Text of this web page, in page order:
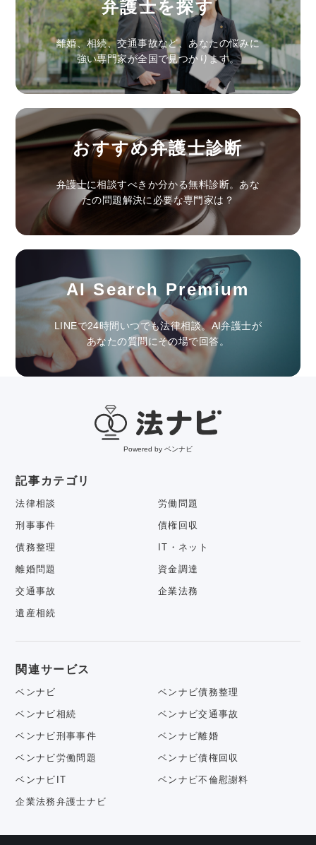
弁護士を探す
離婚、相続、交通事故など、あなたの悩みに
強い専門家が全国で見つかります。
おすすめ弁護士診断
弁護士に相談すべきか分かる無料診断。あな
たの問題解決に必要な専門家は？
AI Search Premium
LINEで24時間いつでも法律相談。AI弁護士が
あなたの質問にその場で回答。
Powered by ベンナビ
記事カテゴリ
法律相談 労働問題
刑事事件 債権回収
債務整理 IT・ネット
離婚問題 資金調達
交通事故 企業法務
遺産相続
関連サービス
ベンナビ ベンナビ債務整理
ベンナビ相続 ベンナビ交通事故
ベンナビ刑事事件 ベンナビ離婚
ベンナビ労働問題 ベンナビ債権回収
ベンナビIT ベンナビ不倫慰謝料
企業法務弁護士ナビ